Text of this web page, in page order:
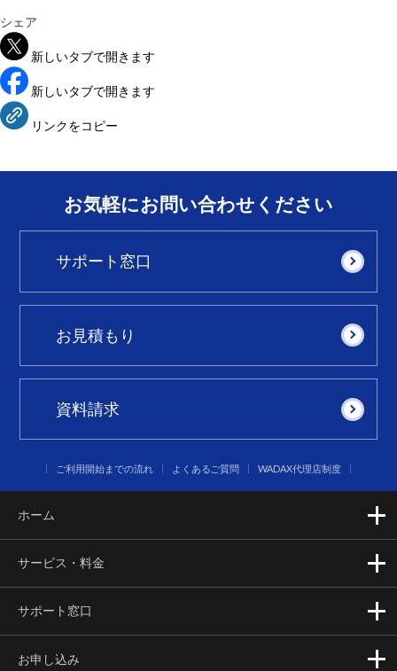
シェア
新しいタブで開きます
新しいタブで開きます
リンクをコピー
お気軽にお問い合わせください
サポート窓口
お見積もり
資料請求
ご利用開始までの流れ よくあるご質問 WADAX代理店制度
ホーム
サービス・料金
サポート窓口
お申し込み